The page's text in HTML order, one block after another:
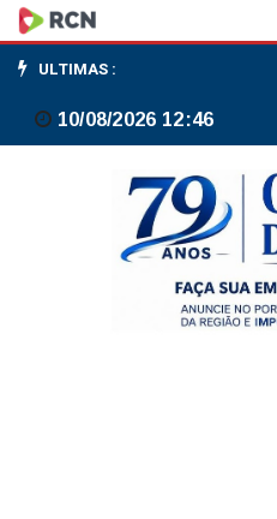
Trabalhadores
planejam
mais
ULTIMAS :
10/08/2026 12:46